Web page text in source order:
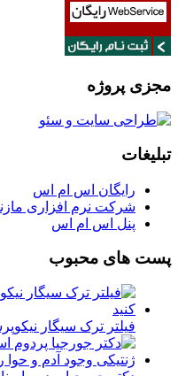
مجزی پروژه
تبلیغات
رایگان اس ام اس
شرکت نرم افزاری
پنل اس ام اس
پست های محبوب
فیلتر ترک سیگار